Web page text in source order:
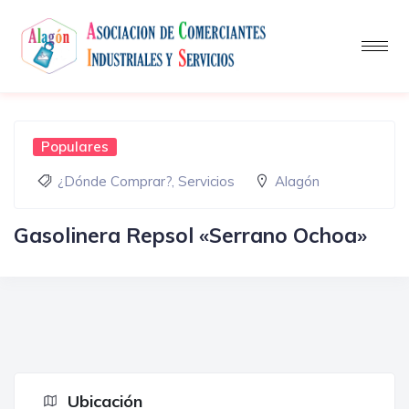
Populares
¿Dónde Comprar?, Servicios Alagón
Gasolinera Repsol «Serrano Ochoa»
Ubicación